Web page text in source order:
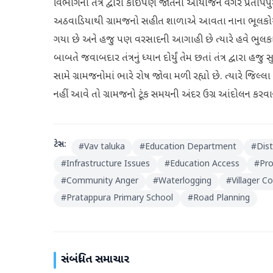
વિભાગના તંત્ર દ્વારા કોઈપણ જાતના આયોજન વગર
અઠવાડિયાથી ગ્રામજનો સહીત શાળાએ આવતા નાના
ગયા છે અને હજુ પણ વરસાદની આગાહી છે ત્યારે હવે
બાબતે જવાબદાર તંત્રનું ધ્યાન દોર્યું તેમ છતાં તંત્ર દ્વારા
સામે ગ્રામજનોમાં ભારે રોષ જોવા મળી રહ્યો છે. ત્યારે
નહીં આવે તો ગ્રામજનો ટૂંક સમયની અંદર ઉગ્ર આંદોલન
ટેગ્સ: #Vav taluka #Education Department #
#Infrastructure Issues #Education Access #
#Community Anger #Waterlogging #Villager
#Pratappura Primary School #Road Planning
સંબંધિત સમાચાર